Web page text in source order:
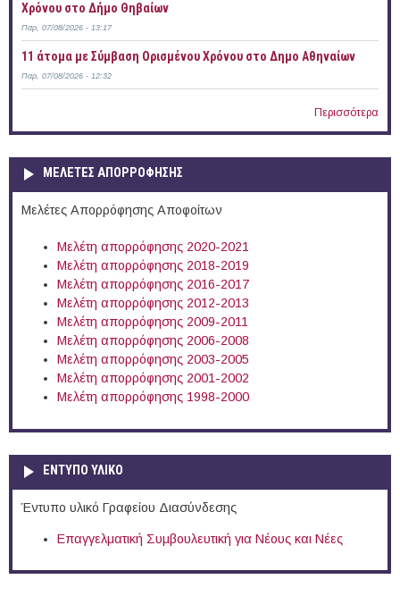
Χρόνου στο Δήμο Θηβαίων
Παρ, 07/08/2026 - 13:17
11 άτομα με Σύμβαση Ορισμένου Χρόνου στο Δημο Αθηναίων
Παρ, 07/08/2026 - 12:32
Περισσότερα
ΜΕΛΕΤΕΣ ΑΠΟΡΡΟΦΗΣΗΣ
Μελέτες Απορρόφησης Αποφοίτων
Μελέτη απορρόφησης 2020-2021
Μελέτη απορρόφησης 2018-2019
Μελέτη απορρόφησης 2016-2017
Μελέτη απορρόφησης 2012-2013
Μελέτη απορρόφησης 2009-2011
Μελέτη απορρόφησης 2006-2008
Μελέτη απορρόφησης 2003-2005
Μελέτη απορρόφησης 2001-2002
Μελέτη απορρόφησης 1998-2000
ΕΝΤΥΠΟ ΥΛΙΚΟ
Έντυπο υλικό Γραφείου Διασύνδεσης
Επαγγελματική Συμβουλευτική για Νέους και Νέες